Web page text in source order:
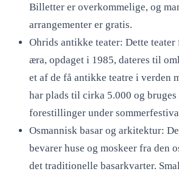
Billetter er overkommelige, og
arrangementer er gratis.
Ohrids antikke teater: Dette
æra, opdaget i 1985, dateres til
et af de få antikke teatre i verden
har plads til cirka 5.000 og
forestillinger under
Osmannisk basar og arkitektur:
bevarer huse og moskeer fra den
det traditionelle basarkvarter.